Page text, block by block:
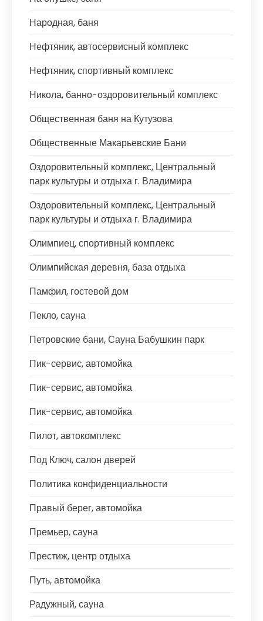
Народная, баня
Нефтяник, автосервисный комплекс
Нефтяник, спортивный комплекс
Никола, банно-оздоровительный комплекс
Общественная баня на Кутузова
Общественные Макарьевские Бани
Оздоровительный комплекс, Центральный
парк культуры и отдыха г. Владимира
Оздоровительный комплекс, Центральный
парк культуры и отдыха г. Владимира
Олимпиец, спортивный комплекс
Олимпийская деревня, база отдыха
Памфил, гостевой дом
Пекло, сауна
Петровские бани, Сауна Бабушкин парк
Пик-сервис, автомойка
Пик-сервис, автомойка
Пик-сервис, автомойка
Пилот, автокомплекс
Под Ключ, салон дверей
Политика конфиденциальности
Правый берег, автомойка
Премьер, сауна
Престиж, центр отдыха
Путь, автомойка
Радужный, сауна